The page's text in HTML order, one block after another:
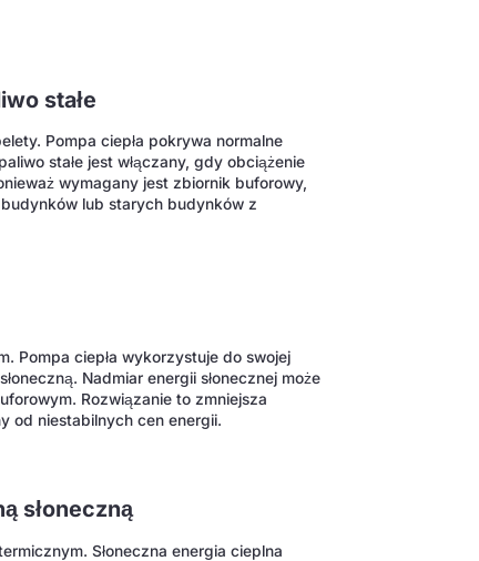
stałe
Pompa ciepła pokrywa normalne
stałe jest włączany, gdy obciążenie
wymagany jest zbiornik buforowy,
lub starych budynków z
Pompa ciepła wykorzystuje do swojej
Nadmiar energii słonecznej może
Rozwiązanie to zmniejsza
od niestabilnych cen energii.
słoneczną
Słoneczna energia cieplna